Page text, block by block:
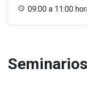
09:00 a 11:00
Seminarios